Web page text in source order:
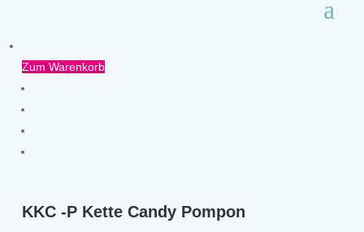
Zum Warenkorb
KKC -P Kette Candy Pompon